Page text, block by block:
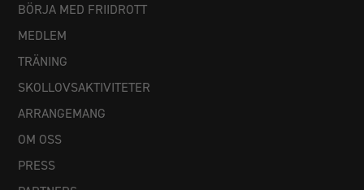
BÖRJA MED FRIIDROTT
MEDLEM
TRÄNING
SKOLLOVSAKTIVITETER
ARRANGEMANG
OM OSS
PRESS